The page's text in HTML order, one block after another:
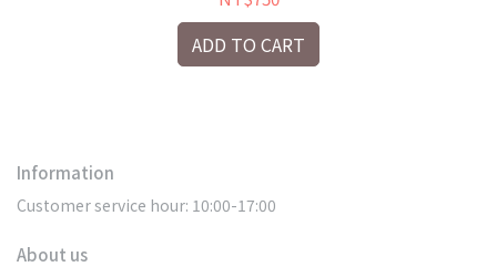
ADD TO CART
Information
Customer service hour: 10:00-17:00
About us